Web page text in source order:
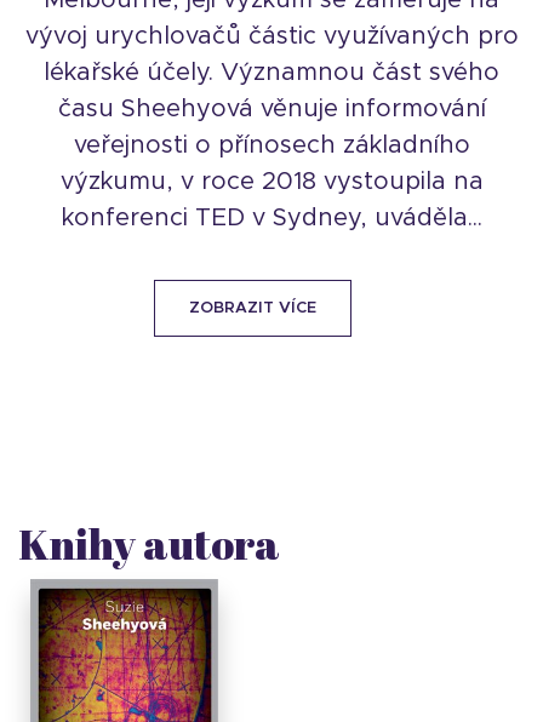
vývoj urychlovačů částic využívaných pro
lékařské účely. Významnou část svého
času Sheehyová věnuje informování
veřejnosti o přínosech základního
výzkumu, v roce 2018 vystoupila na
konferenci TED v Sydney, uváděla...
ZOBRAZIT VÍCE
Knihy autora